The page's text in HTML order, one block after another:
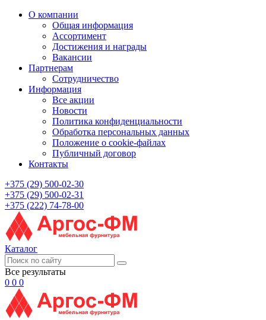
О компании
Общая информация
Ассортимент
Достижения и награды
Вакансии
Партнерам
Сотрудничество
Информация
Все акции
Новости
Политика конфиденциальности
Обработка персональных данных
Положение о cookie-файлах
Публичный договор
Контакты
+375 (29) 500-02-30
+375 (29) 500-02-31
+375 (222) 74-78-00
Каталог
Все результаты
0 0 0